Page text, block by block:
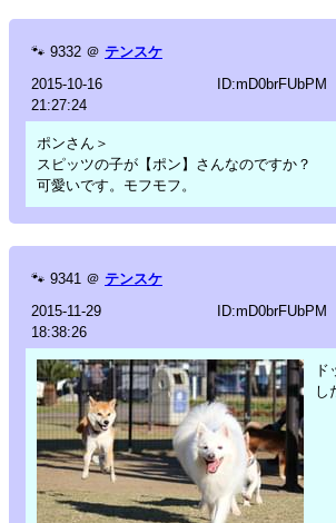
🐾 9332 ＠ テンスケ
2015-10-16
21:27:24
ID:mD0brFUbPM
ポンさん＞
スピッツの子が【ポン】さんなのですか？
可愛いです。モフモフ。
🐾 9341 ＠ テンスケ
2015-11-29
18:38:26
ID:mD0brFUbPM
ド
し